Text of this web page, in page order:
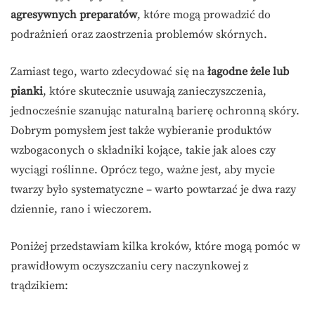
agresywnych preparatów, które mogą prowadzić do
podrażnień oraz zaostrzenia problemów skórnych.
Zamiast tego, warto zdecydować się na łagodne żele lub
pianki, które skutecznie usuwają zanieczyszczenia,
jednocześnie szanując naturalną barierę ochronną skóry.
Dobrym pomysłem jest także wybieranie produktów
wzbogaconych o składniki kojące, takie jak aloes czy
wyciągi roślinne. Oprócz tego, ważne jest, aby mycie
twarzy było systematyczne – warto powtarzać je dwa razy
dziennie, rano i wieczorem.
Poniżej przedstawiam kilka kroków, które mogą pomóc w
prawidłowym oczyszczaniu cery naczynkowej z
trądzikiem: